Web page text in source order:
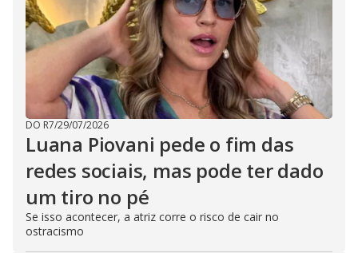
DO R7/29/07/2026
Luana Piovani pede o fim das
redes sociais, mas pode ter dado
um tiro no pé
Se isso acontecer, a atriz corre o risco de cair no
ostracismo